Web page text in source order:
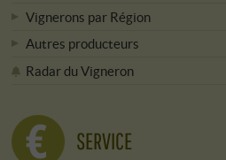
Vignerons par Région
Autres producteurs
Radar du Vigneron
SERVICE